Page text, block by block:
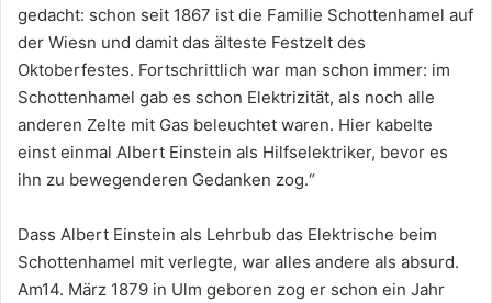
gedacht: schon seit 1867 ist die Familie Schottenhamel auf
der Wiesn und damit das älteste Festzelt des
Oktoberfestes. Fortschrittlich war man schon immer: im
Schottenhamel gab es schon Elektrizität, als noch alle
anderen Zelte mit Gas beleuchtet waren. Hier kabelte
einst einmal Albert Einstein als Hilfselektriker, bevor es
ihn zu bewegenderen Gedanken zog.“
Dass Albert Einstein als Lehrbub das Elektrische beim
Schottenhamel mit verlegte, war alles andere als absurd.
Am14. März 1879 in Ulm geboren zog er schon ein Jahr